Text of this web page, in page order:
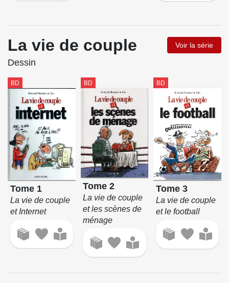
La vie de couple Voir la série
Dessin
BD
Tome 1
La vie de couple
et Internet
BD
Tome 2
La vie de couple
et les scènes de
ménage
BD
Tome 3
La vie de couple
et le football